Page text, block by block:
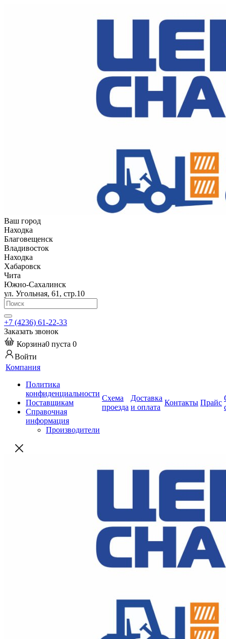
Ваш город
Находка
Благовещенск
Владивосток
Находка
Хабаровск
Чита
Южно-Сахалинск
ул. Угольная, 61, стр.10
+7 (4236) 61-22-33
Заказать звонок
Корзина0 пуста 0
Войти
Компания
Политика
конфиденциальности
Поставщикам
Справочная
информация
Производители
Схема
проезда
Доставка
и оплата
Контакты Прайс